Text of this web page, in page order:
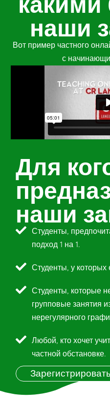
наши
Вот пример частного
с
Для
наши
Студенты,
подход 1 на 1.
Студенты, у которых
Студенты, которые
групповые занятия
нерегулярного
Любой, кто хочет
частной обстановке.